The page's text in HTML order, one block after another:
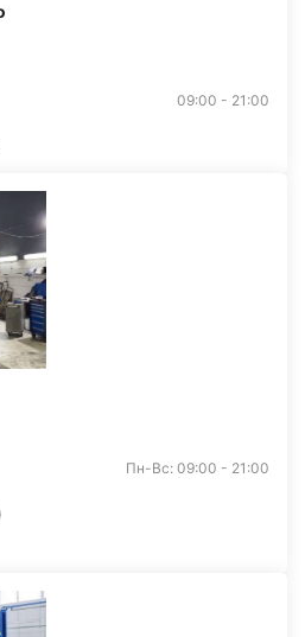
09:00 - 21:00
Пн-Вс: 09:00 - 21:00